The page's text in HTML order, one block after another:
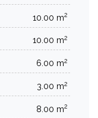
10.00 m2
10.00 m2
6.00 m2
3.00 m2
8.00 m2